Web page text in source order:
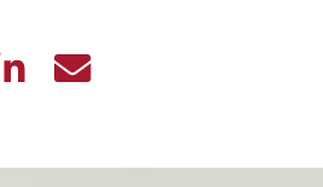
LA SPERANZA DELLE
E LA SPERANZA
E LA
IL DRAMMA E LA
IL DRAMMA E LA